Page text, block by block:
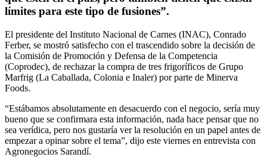
límites para este tipo de fusiones”.
El presidente del Instituto Nacional de Carnes (INAC), Conrado
Ferber, se mostró satisfecho con el trascendido sobre la decisión de
la Comisión de Promoción y Defensa de la Competencia
(Coprodec), de rechazar la compra de tres frigoríficos de Grupo
Marfrig (La Caballada, Colonia e Inaler) por parte de Minerva
Foods.
“Estábamos absolutamente en desacuerdo con el negocio, sería muy
bueno que se confirmara esta información, nada hace pensar que no
sea verídica, pero nos gustaría ver la resolución en un papel antes de
empezar a opinar sobre el tema”, dijo este viernes en entrevista con
Agronegocios Sarandí.